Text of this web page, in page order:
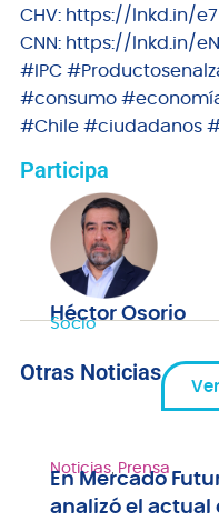
CHV: https://lnkd.in/
CNN: https://lnkd.in/
#IPC
#consumo
#Chile #ciudadanos
Participa
Héctor Osorio
Socio
Otras Noticias
Noticias, Prensa
En Mercado
analizó el